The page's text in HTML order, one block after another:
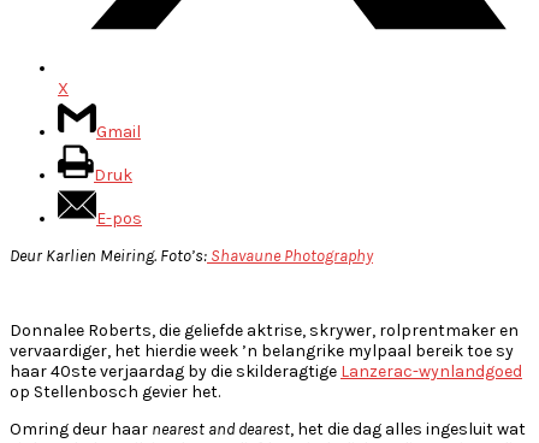
X
Gmail
Druk
E-pos
Deur Karlien Meiring. Foto’s: Shavaune Photography
Donnalee Roberts, die geliefde aktrise, skrywer, rolprentmaker en
vervaardiger, het hierdie week ’n belangrike mylpaal bereik toe sy
haar 40ste verjaardag by die skilderagtige Lanzerac-wynlandgoed
op Stellenbosch gevier het.
Omring deur haar nearest and dearest, het die dag alles ingesluit wat